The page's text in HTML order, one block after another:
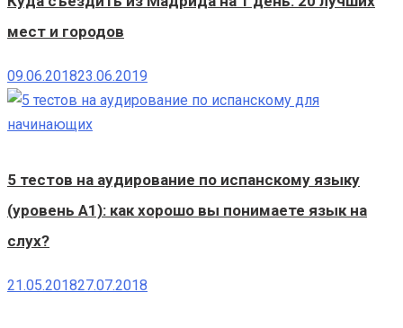
мест и городов
09.06.201823.06.2019
5 тестов на аудирование по испанскому языку
(уровень А1): как хорошо вы понимаете язык на
слух?
21.05.201827.07.2018